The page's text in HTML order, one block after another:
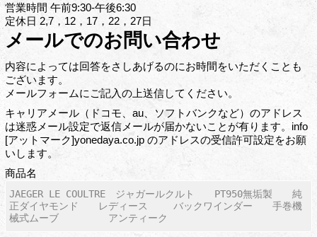
営業時間 午前9:30-午後6:30
定休日 2,7，12，17，22，27日
メールでのお問い合わせ
内容によっては回答をさしあげるのにお時間をいただくことも
ございます。
メールフォームにご記入の上送信してください。
キャリアメール（ドコモ、au、ソフトバンクなど）のアドレス
は迷惑メール設定で返信メールが届かないことが有ります。info
[アットマーク]yonedaya.co.jp のアドレスの受信許可設定をお願
いします。
商品名